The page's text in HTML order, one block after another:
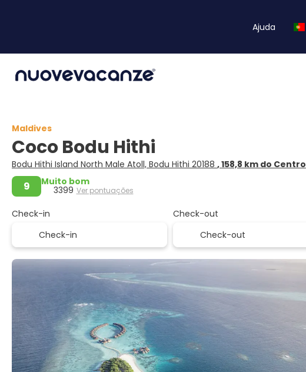
Ajuda
Maldives
Coco Bodu Hithi
Bodu Hithi Island North Male Atoll, Bodu Hithi 20188 , 158,8 km do Centro
9 Muito bom
3399 Ver pontuações
Check-in
Check-out